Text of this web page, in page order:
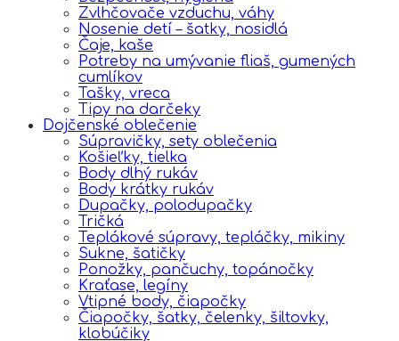
Zvlhčovače vzduchu, váhy
Nosenie detí – šatky, nosidlá
Čaje, kaše
Potreby na umývanie fliaš, gumených
cumlíkov
Tašky, vreca
Tipy na darčeky
Dojčenské oblečenie
Súpravičky, sety oblečenia
Košieľky, tielka
Body dlhý rukáv
Body krátky rukáv
Dupačky, polodupačky
Tričká
Teplákové súpravy, tepláčky, mikiny
Sukne, šatičky
Ponožky, pančuchy, topánočky
Kraťase, legíny
Vtipné body, čiapočky
Čiapočky, šatky, čelenky, šiltovky,
klobúčiky